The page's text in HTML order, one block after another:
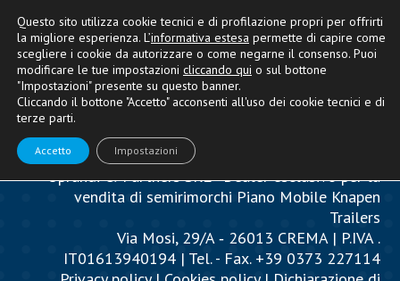
Oprandi & Partners SRL - Dealer esclusivo per la
vendita di semirimorchi Piano Mobile Knapen
Trailers
Via Mosi, 29/A ‐ 26013 CREMA | P.IVA .
IT01613940194 | Tel. - Fax. +39 0373 227114
Questo sito utilizza cookie tecnici e di profilazione propri per offrirti
la migliore esperienza. L’informativa estesa permette di capire come
scegliere i cookie da autorizzare o come negarne il consenso. Puoi
modificare le tue impostazioni cliccando qui o sul bottone
"Impostazioni" presente su questo banner.
Cliccando il bottone "Accetto" acconsenti all'uso dei cookie tecnici e di
terze parti.
Accetto Impostazioni